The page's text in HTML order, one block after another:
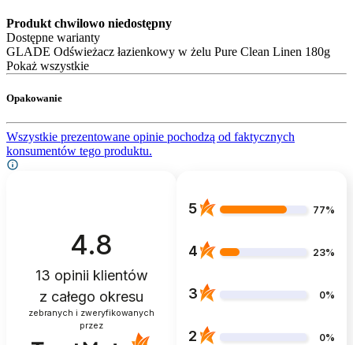
Produkt chwilowo niedostępny
Dostępne warianty
GLADE Odświeżacz łazienkowy w żelu Pure Clean Linen 180g
Pokaż wszystkie
Opakowanie
Wszystkie prezentowane opinie pochodzą od faktycznych
konsumentów tego produktu.
4.8
13 opinii klientów
z całego okresu
zebranych i zweryfikowanych
przez
5 77%
4 23%
3 0%
2 0%